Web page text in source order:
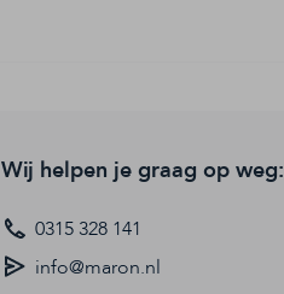
Wij helpen je graag op weg:
0315 328 141
info@maron.nl